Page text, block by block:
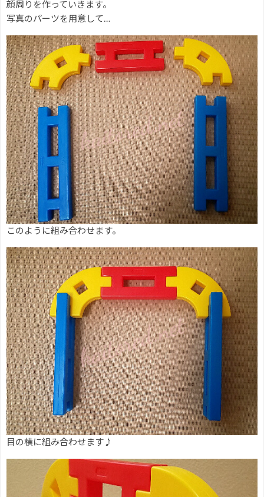
顔周りを作っていきます。
写真のパーツを用意して…
このように組み合わせます。
目の横に組み合わせます♪